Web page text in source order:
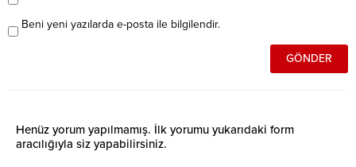
Beni yeni yazılarda e-posta ile bilgilendir.
Henüz yorum yapılmamış. İlk yorumu yukarıdaki form
aracılığıyla siz yapabilirsiniz.